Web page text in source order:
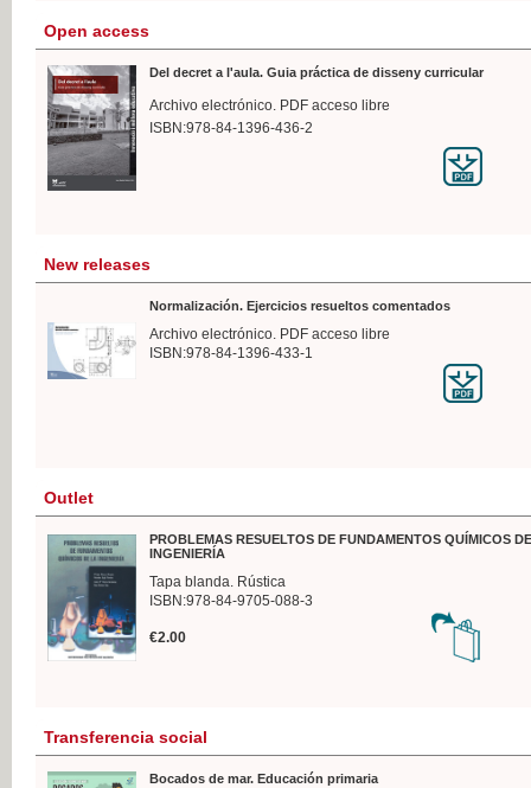
Open access
Del decret a l'aula. Guia práctica de disseny curricular
Archivo electrónico. PDF acceso libre
ISBN:978-84-1396-436-2
New releases
Normalización. Ejercicios resueltos comentados
Archivo electrónico. PDF acceso libre
ISBN:978-84-1396-433-1
Outlet
PROBLEMAS RESUELTOS DE FUNDAMENTOS QUÍMICOS
INGENIERÍA
Tapa blanda. Rústica
ISBN:978-84-9705-088-3
€2.00
Transferencia social
Bocados de mar. Educación primaria